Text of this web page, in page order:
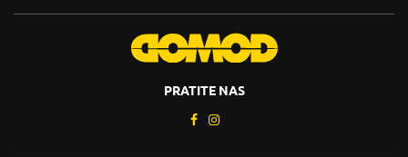
PRATITE NAS